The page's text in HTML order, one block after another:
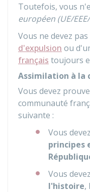
Toutefois, vous
européen (UE/
Vous ne devez
d'expulsion ou
français toujours
Assimilation à la
Vous devez
communauté
suivante :
Vous
principes
Vous
l'histoire,